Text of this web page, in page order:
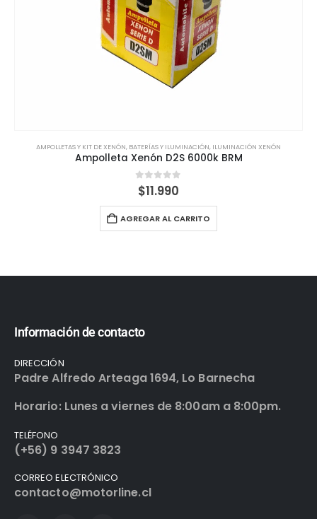
AMPOLLETAS Y KIT DE XENÓN, BATERÍAS Y ILUMINACIÓN, ILUMINACIÓN XENÓN
Ampolleta Xenón D2S 6000k BRM
0out of 5
$11.990
AGREGAR AL CARRITO
Información de contacto
DIRECCIÓN
Padre Alfredo Arteaga 1694, Lo Barnecha
Horario: Lunes a viernes de 8:00am a 8:00pm.
TELÉFONO
(+56) 9 3947 3823
CORREO ELECTRÓNICO
contacto@motorline.cl